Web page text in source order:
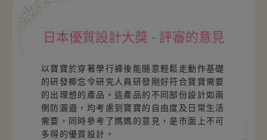
日本優質設計大獎 - 評審的意見
以寶寶於穿著學行褲後能隨意輕鬆走動作基礎
的研發楖念令研究人員研發剛好符合寶寶需要
的出理想的產品。這產品的不同部份設計如兩
側防漏邉，均考慮到寶寶的自由度及日常生活
需要，同時參考了媽媽的意見，是市面上不可
多得的優質設計。